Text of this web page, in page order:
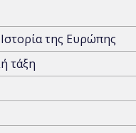
της Ευρώπης
τάξη